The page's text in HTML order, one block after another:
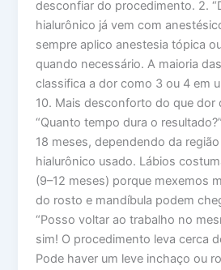
desconfiar do procedimento. 2.
hialurônico já vem com
sempre aplico anestesia tópica
quando necessário. A maioria
classifica a dor como 3 ou 4 em
10. Mais desconforto do que dor
“Quanto tempo dura o
18 meses, dependendo da
hialurônico usado. Lábios
(9–12 meses) porque mexemos
do rosto e mandíbula podem
“Posso voltar ao trabalho no
sim! O procedimento leva cerca
Pode haver um leve inchaço ou